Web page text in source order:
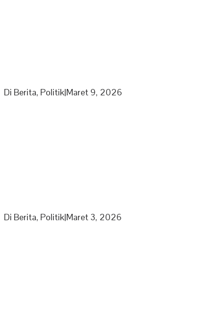
Di Berita, Politik|Maret 9, 2026
Di Berita, Politik|Maret 3, 2026